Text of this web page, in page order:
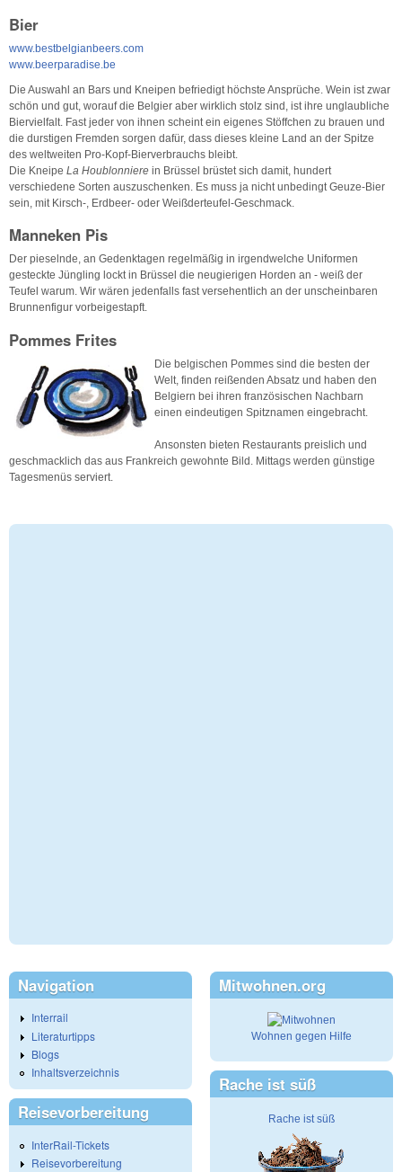
Bier
www.bestbelgianbeers.com
www.beerparadise.be
Die Auswahl an Bars und Kneipen befriedigt höchste Ansprüche. Wein ist zwar
schön und gut, worauf die Belgier aber wirklich stolz sind, ist ihre unglaubliche
Biervielfalt. Fast jeder von ihnen scheint ein eigenes Stöffchen zu brauen und
die durstigen Fremden sorgen dafür, dass dieses kleine Land an der Spitze
des weltweiten Pro-Kopf-Bierverbrauchs bleibt.
Die Kneipe La Houblonniere in Brüssel brüstet sich damit, hundert
verschiedene Sorten auszuschenken. Es muss ja nicht unbedingt Geuze-Bier
sein, mit Kirsch-, Erdbeer- oder Weißderteufel-Geschmack.
Manneken Pis
Der pieselnde, an Gedenktagen regelmäßig in irgendwelche Uniformen
gesteckte Jüngling lockt in Brüssel die neugierigen Horden an - weiß der
Teufel warum. Wir wären jedenfalls fast versehentlich an der unscheinbaren
Brunnenfigur vorbeigestapft.
Pommes Frites
Die belgischen Pommes sind die besten der
Welt, finden reißenden Absatz und haben den
Belgiern bei ihren französischen Nachbarn
einen eindeutigen Spitznamen eingebracht.
Ansonsten bieten Restaurants preislich und
geschmacklich das aus Frankreich gewohnte Bild. Mittags werden günstige
Tagesmenüs serviert.
Navigation
Interrail
Literaturtipps
Blogs
Inhaltsverzeichnis
Reisevorbereitung
InterRail-Tickets
Reisevorbereitung
Mitwohnen.org
Wohnen gegen Hilfe
Rache ist süß
Rache ist süß